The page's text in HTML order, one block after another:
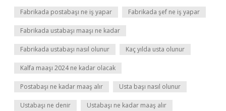
Fabrikada postabaşı ne iş yapar Fabrikada şef ne iş yapar
Fabrikada ustabaşı maaşı ne kadar
Fabrikada ustabaşı nasıl olunur Kaç yılda usta olunur
Kalfa maaşı 2024 ne kadar olacak
Postabaşı ne kadar maaş alır Usta başı nasıl olunur
Ustabaşı ne denir Ustabaşı ne kadar maaş alır